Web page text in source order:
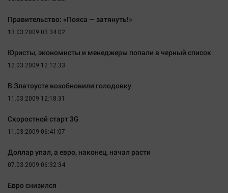
Правительство: «Пояса — затянуть!»
13.03.2009 03:34:02
Юристы, экономисты и менеджеры попали в черный список
12.03.2009 12:12:33
В Златоусте возобновили голодовку
11.03.2009 12:18:31
Скоростной старт 3G
11.03.2009 06:41:07
Доллар упал, а евро, наконец, начал расти
07.03.2009 06:32:34
Евро снизился